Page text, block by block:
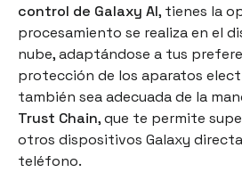
control de Galaxy AI, tienes la
procesamiento se realiza en el
nube, adaptándose a tus
protección de los aparatos
también sea adecuada de la
Trust Chain, que te permite
otros dispositivos Galaxy
teléfono.